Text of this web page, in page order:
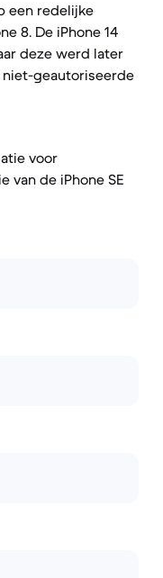
een redelijke
8. De iPhone 14
deze werd later
geautoriseerde
voor
de iPhone SE